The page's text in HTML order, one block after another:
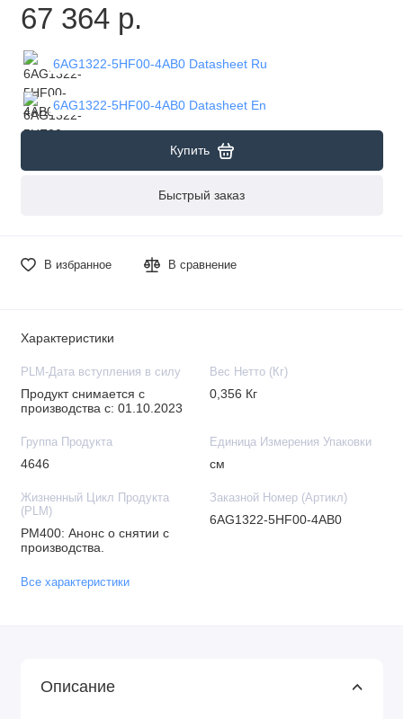
67 364 р.
6AG1322-5HF00-4AB0 Datasheet Ru
6AG1322-5HF00-4AB0 Datasheet En
Купить
Быстрый заказ
В избранное В сравнение
Характеристики
PLM-Дата вступления в силу
Продукт снимается с
производства с: 01.10.2023
Вес Нетто (Кг)
0,356 Кг
Группа Продукта
4646
Единица Измерения Упаковки
см
Жизненный Цикл Продукта
(PLM)
PM400: Анонс о снятии с
производства.
Заказной Номер (Артикл)
6AG1322-5HF00-4AB0
Все характеристики
Описание